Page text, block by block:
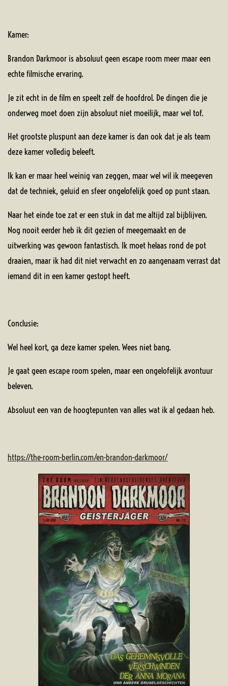
Kamer:
Brandon Darkmoor is absoluut geen escape room meer maar een
echte filmische ervaring.
Je zit echt in de film en speelt zelf de hoofdrol. De dingen die je
onderweg moet doen zijn absoluut niet moeilijk, maar wel tof.
Het grootste pluspunt aan deze kamer is dan ook dat je als team
deze kamer volledig beleeft.
Ik kan er maar heel weinig van zeggen, maar wel wil ik meegeven
dat de techniek, geluid en sfeer ongelofelijk goed op punt staan.
Naar het einde toe zat er een stuk in dat me altijd zal bijblijven.
Nog nooit eerder heb ik dit gezien of meegemaakt en de
uitwerking was gewoon fantastisch. Ik moet helaas rond de pot
draaien, maar ik had dit niet verwacht en zo aangenaam verrast dat
iemand dit in een kamer gestopt heeft.
Conclusie:
Wel heel kort, ga deze kamer spelen. Wees niet bang.
Je gaat geen escape room spelen, maar een ongelofelijk avontuur
beleven.
Absoluut een van de hoogtepunten van alles wat ik al gedaan heb.
https://the-room-berlin.com/en-brandon-darkmoor/